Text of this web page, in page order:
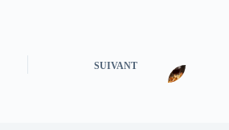
SUIVANT